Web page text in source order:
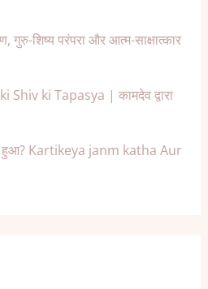
गुरु-शिष्य परंपरा और आत्म-साक्षात्कार
ki Tapasya | कामदेव द्वारा
हुआ? Kartikeya janm katha Aur